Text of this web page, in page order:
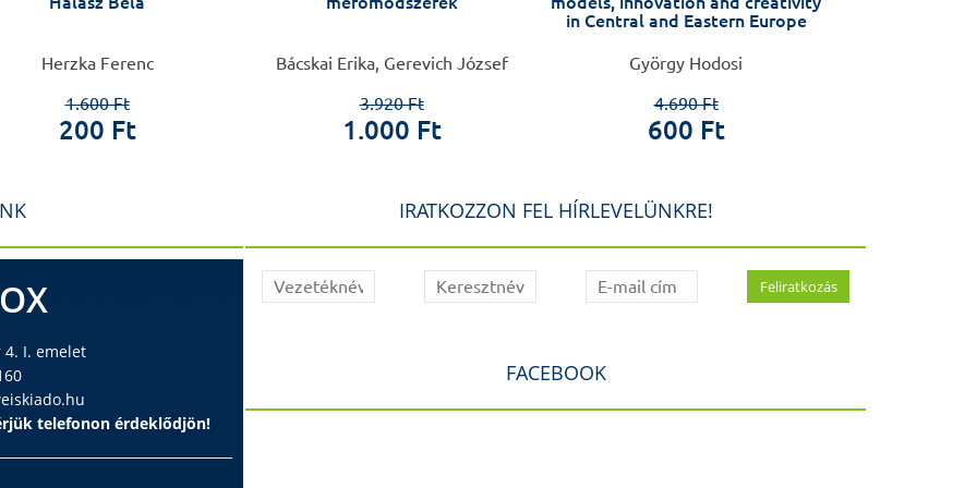
Herzka Ferenc
1.600 Ft
200 Ft
Bácskai Erika, Gerevich József
3.920 Ft
1.000 Ft
in Central and Eastern Europe
György Hodosi
4.690 Ft
600 Ft
4. I. emelet
telefonon érdeklődjön!
IRATKOZZON FEL HÍRLEVELÜNKRE!
FACEBOOK